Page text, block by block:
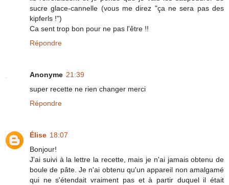
sucre glace-cannelle (vous me direz "ça ne sera pas des
kipferls !")
Ca sent trop bon pour ne pas l'être !!
Répondre
Anonyme 21:39
super recette ne rien changer merci
Répondre
Élise 18:07
Bonjour!
J'ai suivi à la lettre la recette, mais je n'ai jamais obtenu de
boule de pâte. Je n'ai obtenu qu'un appareil non amalgamé
qui ne s'étendait vraiment pas et à partir duquel il était